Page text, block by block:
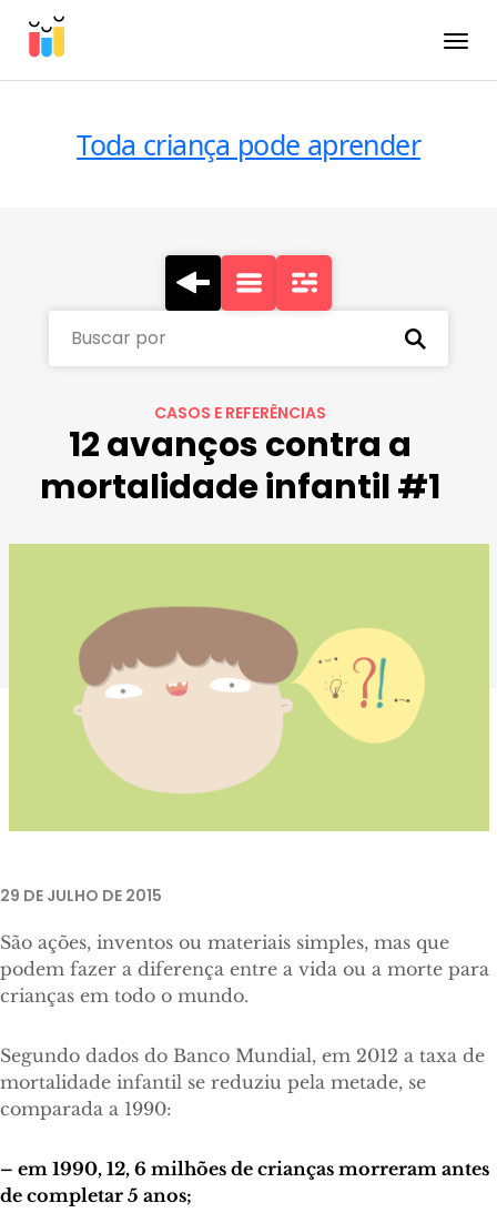
Toda criança pode aprender
Buscar por
CASOS E REFERÊNCIAS
12 avanços contra a
mortalidade infantil #1
29 DE JULHO DE 2015
São ações, inventos ou materiais simples, mas que
podem fazer a diferença entre a vida ou a morte para
crianças em todo o mundo.
Segundo dados do Banco Mundial, em 2012 a taxa de
mortalidade infantil se reduziu pela metade, se
comparada a 1990:
– em 1990, 12, 6 milhões de crianças morreram antes
de completar 5 anos;